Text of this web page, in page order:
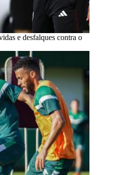
e desfalques contra o